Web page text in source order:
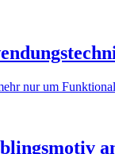
nur um